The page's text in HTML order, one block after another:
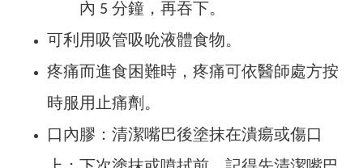
內 5 分鐘，再吞下。
可利用吸管吸吮液體食物。
疼痛而進食困難時，疼痛可依醫師處方按
時服用止痛劑。
口內膠：清潔嘴巴後塗抹在潰瘍或傷口